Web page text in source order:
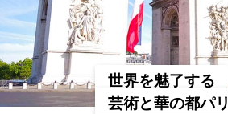
世界を魅了する
芸術と華の都パリ